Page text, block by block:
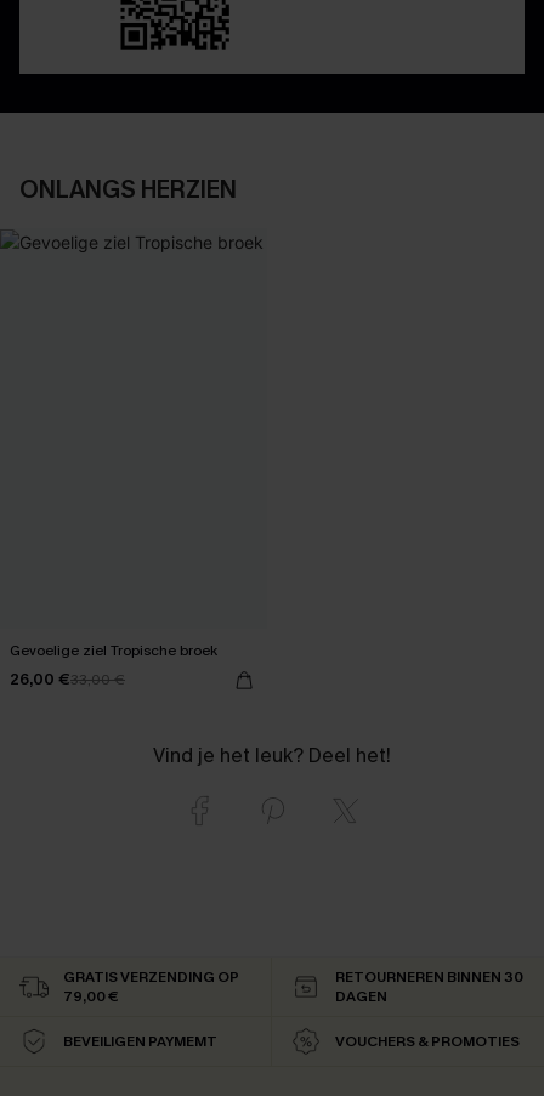
ONLANGS HERZIEN
Gevoelige ziel Tropische broek
26,00 €33,00 €
Vind je het leuk? Deel het!
GRATIS VERZENDING OP
79,00 €
RETOURNEREN BINNEN 30
DAGEN
BEVEILIGEN PAYMEMT VOUCHERS & PROMOTIES